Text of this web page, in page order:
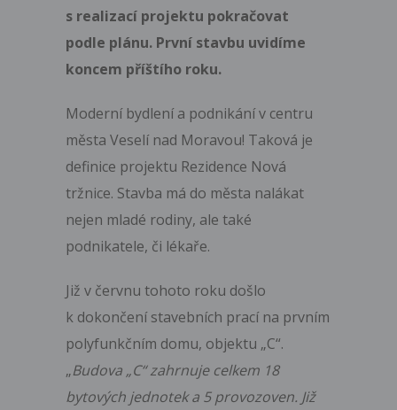
s realizací projektu pokračovat
podle plánu. První stavbu uvidíme
koncem příštího roku.
Moderní bydlení a podnikání v centru
města Veselí nad Moravou! Taková je
definice projektu Rezidence Nová
tržnice. Stavba má do města nalákat
nejen mladé rodiny, ale také
podnikatele, či lékaře.
Již v červnu tohoto roku došlo
k dokončení stavebních prací na prvním
polyfunkčním domu, objektu „C“.
„Budova „C“ zahrnuje celkem 18
bytových jednotek a 5 provozoven. Již